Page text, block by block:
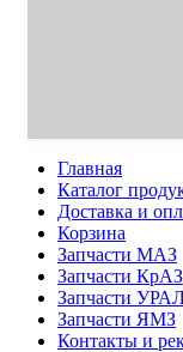
Главная
Каталог
Доставка и
Корзина
Запчасти МАЗ
Запчасти КрАЗ
Запчасти
Запчасти ЯМЗ
Контакты и